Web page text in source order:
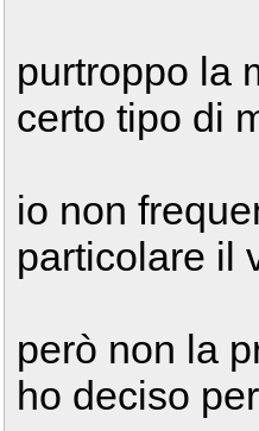
purtroppo la
certo tipo di
io non
particolare il
però non la
ho deciso